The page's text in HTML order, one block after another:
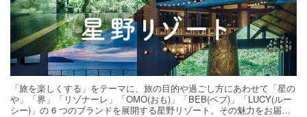
「旅を楽しくする」をテーマに、旅の目的や過ごし方にあわせて「星の
や」「界」「リゾナーレ」「OMO(おも)」「BEB(ベブ)」「LUCY(ルー
シー)」の 6 つのブランドを展開する星野リゾート。その魅力をお届け